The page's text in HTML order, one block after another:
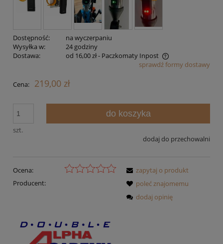
Dostępność:
na wyczerpaniu
Wysyłka w:
24 godziny
Dostawa:
od 16,00 zł- Paczkomaty Inpost
Cena nie zawiera ewentualnych kosztów płatnościsprawdź formy dostawy
Cena: 219,00 zł
szt.
do koszyka
dodaj do przechowalni
Ocena:
Producent:
zapytaj o produkt
poleć znajomemu
dodaj opinię